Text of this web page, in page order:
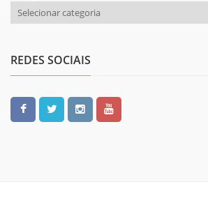
REDES SOCIAIS